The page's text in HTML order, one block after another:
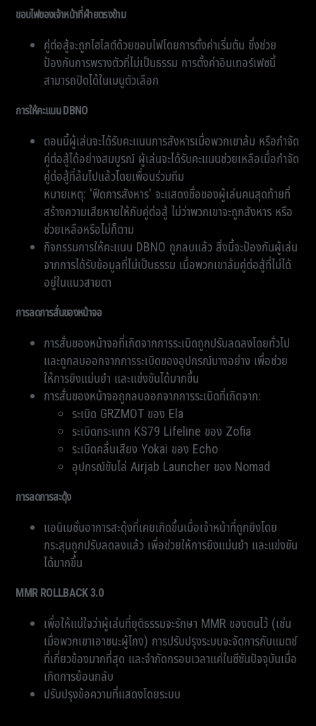
ขอบไฟของเจ้าหน้าที่ฝ่ายตรงข้าม
คู่ต่อสู้จะถูกไฮไลต์ด้วยขอบไฟโดยการตั้งค่าเริ่มต้น ซึ่งช่วย
ป้องกันการพรางตัวที่ไม่เป็นธรรม การตั้งค่าอินเทอร์เฟซนี้
สามารถปิดได้ในเมนูตัวเลือก
การให้คะแนน DBNO
ตอนนี้ผู้เล่นจะได้รับคะแนนการสังหารเมื่อพวกเขาล้ม หรือกำจัด
คู่ต่อสู้ได้อย่างสมบูรณ์ ผู้เล่นจะได้รับคะแนนช่วยเหลือเมื่อกำจัด
คู่ต่อสู้ที่ล้มไปแล้วโดยเพื่อนร่วมทีม
หมายเหตุ: 'ฟีดการสังหาร' จะแสดงชื่อของผู้เล่นคนสุดท้ายที่
สร้างความเสียหายให้กับคู่ต่อสู้ ไม่ว่าพวกเขาจะถูกสังหาร หรือ
ช่วยเหลือหรือไม่ก็ตาม
กิจกรรมการให้คะแนน DBNO ถูกลบแล้ว สิ่งนี้จะป้องกันผู้เล่น
จากการได้รับข้อมูลที่ไม่เป็นธรรม เมื่อพวกเขาล้มคู่ต่อสู้ที่ไม่ได้
อยู่ในแนวสายตา
การลดการสั่นของหน้าจอ
การสั่นของหน้าจอที่เกิดจากการระเบิดถูกปรับลดลงโดยทั่วไป
และถูกลบออกจากการระเบิดของอุปกรณ์บางอย่าง เพื่อช่วย
ให้การยิงแม่นยำ และแข่งขันได้มากขึ้น
การสั่นของหน้าจอถูกลบออกจากการระเบิดที่เกิดจาก:
ระเบิด GRZMOT ของ Ela
ระเบิดกระแทก KS79 Lifeline ของ Zofia
ระเบิดคลื่นเสียง Yokai ของ Echo
อุปกรณ์ขับไล่ Airjab Launcher ของ Nomad
การลดการสะดุ้ง
แอนิเมชั่นอาการสะดุ้งที่เคยเกิดขึ้นเมื่อเจ้าหน้าที่ถูกยิงโดย
กระสุนถูกปรับลดลงแล้ว เพื่อช่วยให้การยิงแม่นยำ และแข่งขัน
ได้มากขึ้น
MMR ROLLBACK 3.0
เพื่อให้แน่ใจว่าผู้เล่นที่ยุติธรรมจะรักษา MMR ของตนไว้ (เช่น
เมื่อพวกเขาเอาชนะผู้โกง) การปรับปรุงระบบจะจัดการกับแมตช์
ที่เกี่ยวข้องมากที่สุด และจำกัดกรอบเวลาแค่ในซีซันปัจจุบันเมื่อ
เกิดการย้อนกลับ
ปรับปรุงข้อความที่แสดงโดยระบบ